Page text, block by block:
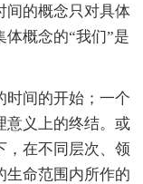
间的概念只对具体
概念的“我们”是
时间的开始；一个
意义上的终结。或
，在不同层次、领
生命范围内所作的